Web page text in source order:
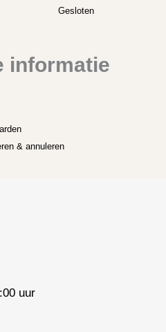
Gesloten
informatie
& annuleren
uur